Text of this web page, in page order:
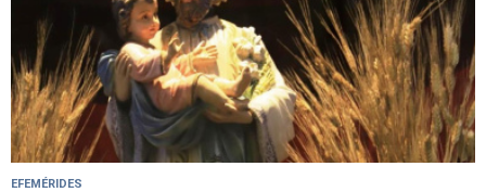
EFEMÉRIDES